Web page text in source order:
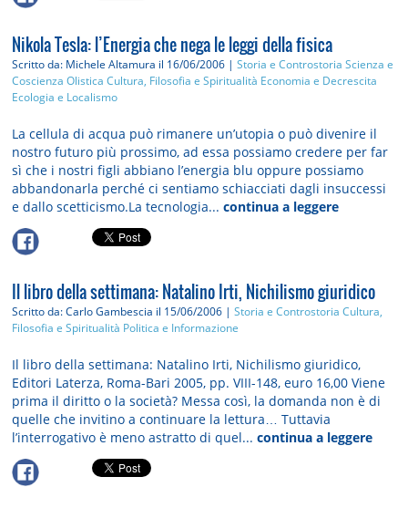
Nikola Tesla: l’Energia che nega le leggi della fisica
Scritto da: Michele Altamura il 16/06/2006 |Storia e Controstoria Scienza e
Coscienza Olistica Cultura, Filosofia e Spiritualità Economia e Decrescita
Ecologia e Localismo
La cellula di acqua può rimanere un’utopia o può divenire il
nostro futuro più prossimo, ad essa possiamo credere per far
sì che i nostri figli abbiano l’energia blu oppure possiamo
abbandonarla perché ci sentiamo schiacciati dagli insuccessi
e dallo scetticismo.La tecnologia...continua a leggere
Il libro della settimana: Natalino Irti, Nichilismo giuridico
Scritto da: Carlo Gambescia il 15/06/2006 |Storia e Controstoria Cultura,
Filosofia e Spiritualità Politica e Informazione
Il libro della settimana: Natalino Irti, Nichilismo giuridico,
Editori Laterza, Roma-Bari 2005, pp. VIII-148, euro 16,00 Viene
prima il diritto o la società? Messa così, la domanda non è di
quelle che invitino a continuare la lettura… Tuttavia
l’interrogativo è meno astratto di quel...continua a leggere